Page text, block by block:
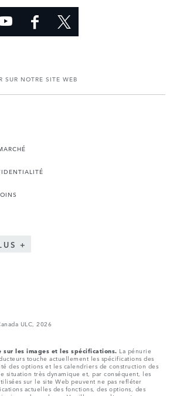
SUR NOTRE SITE WEB
ULC, 2026
sur les images et les spécifications. La pénurie
touche actuellement les spécifications des
des options et les calendriers de construction des
situation très dynamique et, par conséquent, les
sur le site Web peuvent ne pas refléter
actuelles des fonctions, des options, des